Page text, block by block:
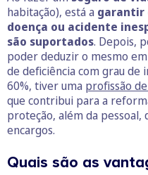
habitação), está a garantir
doença ou acidente
são suportados. Depois,
poder deduzir o mesmo
de deficiência com grau de
60%, tiver uma profissão
que contribui para a
proteção, além da pessoal,
encargos.
Quais são as